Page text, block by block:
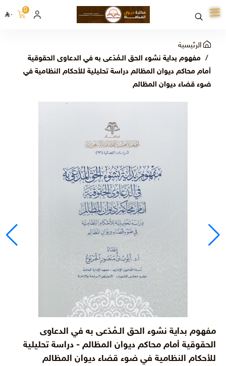
0
٠
الرئيسية
مفهوم بداية نشوء الحق الـمُدّعى به في الدعاوى الحقوقية
أمام محاكم ديوان المظالم دراسة تحليلية للأحكام النظامية في
ضوء قضاء ديوان المظالم
مفهوم بداية نشوء الحق الـمُدّعى به في الدعاوى
الحقوقية أمام محاكم ديوان المظالم - دراسة تحليلية
للأحكام النظامية في ضوء قضاء ديوان المظالم